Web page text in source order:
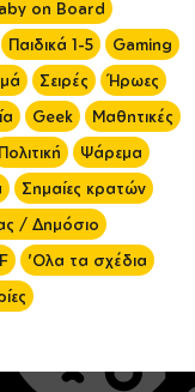
on Board
Παιδικά 1-5
Gaming
Σειρές
Ήρωες
Geek
Μαθητικές
Πολιτική
Ψάρεμα
Σημαίες κρατών
/ Δημόσιο
'Ολα τα σχέδια